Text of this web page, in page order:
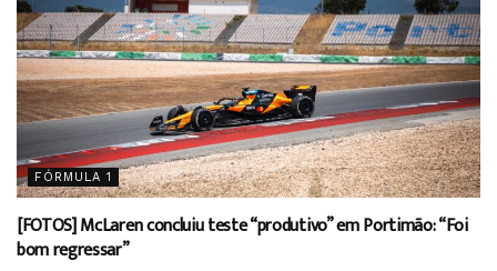
FÓRMULA 1
[FOTOS] McLaren concluiu teste “produtivo” em Portimão: “Foi
bom regressar”